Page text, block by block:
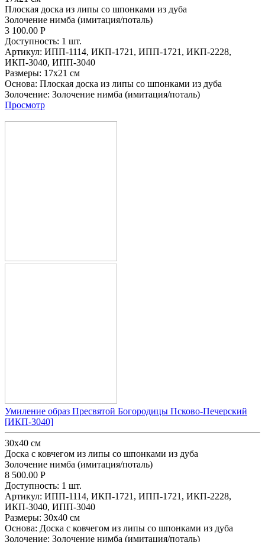
Плоская доска из липы со шпонками из дуба
Золочение нимба (имитация/поталь)
3 100.00 Р
Доступность: 1 шт.
Артикул: ИПП-1114, ИКП-1721, ИПП-1721, ИКП-2228,
ИКП-3040, ИПП-3040
Размеры: 17х21 см
Основа: Плоская доска из липы со шпонками из дуба
Золочение: Золочение нимба (имитация/поталь)
Просмотр
Умиление образ Пресвятой Богородицы Псково-Печерский
[ИКП-3040]
30x40 см
Доска с ковчегом из липы со шпонками из дуба
Золочение нимба (имитация/поталь)
8 500.00 Р
Доступность: 1 шт.
Артикул: ИПП-1114, ИКП-1721, ИПП-1721, ИКП-2228,
ИКП-3040, ИПП-3040
Размеры: 30x40 см
Основа: Доска с ковчегом из липы со шпонками из дуба
Золочение: Золочение нимба (имитация/поталь)